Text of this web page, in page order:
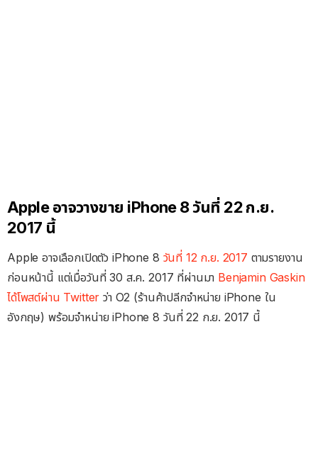
Apple อาจวางขาย iPhone 8 วันที่ 22 ก.ย.
2017 นี้
Apple อาจเลือกเปิดตัว iPhone 8 วันที่ 12 ก.ย. 2017 ตามรายงาน
ก่อนหน้านี้ แต่เมื่อวันที่ 30 ส.ค. 2017 ที่ผ่านมา Benjamin Gaskin
ได้โพสต์ผ่าน Twitter ว่า O2 (ร้านค้าปลีกจำหน่าย iPhone ใน
อังกฤษ) พร้อมจำหน่าย iPhone 8 วันที่ 22 ก.ย. 2017 นี้